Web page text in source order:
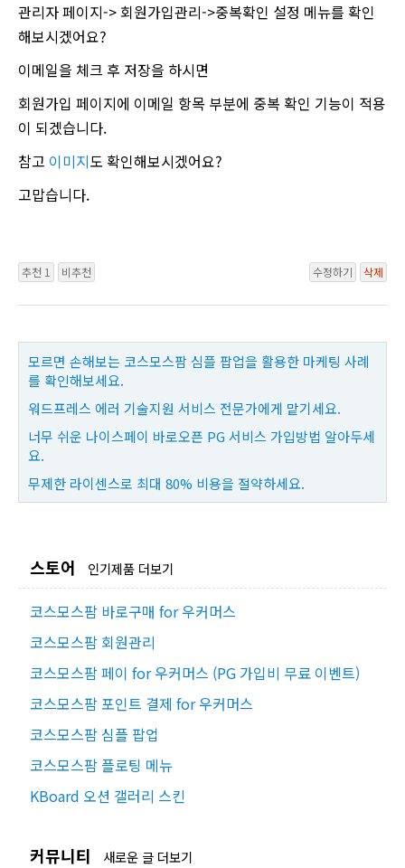
관리자 페이지-> 회원가입관리->중복확인 설정 메뉴를 확인
해보시겠어요?
이메일을 체크 후 저장을 하시면
회원가입 페이지에 이메일 항목 부분에 중복 확인 기능이 적용
이 되겠습니다.
참고 이미지도 확인해보시겠어요?
고맙습니다.
추천 1 비추천 수정하기 삭제
모르면 손해보는 코스모스팜 심플 팝업을 활용한 마케팅 사례
를 확인해보세요.
워드프레스 에러 기술지원 서비스 전문가에게 맡기세요.
너무 쉬운 나이스페이 바로오픈 PG 서비스 가입방법 알아두세
요.
무제한 라이센스로 최대 80% 비용을 절약하세요.
스토어 인기제품 더보기
코스모스팜 바로구매 for 우커머스
코스모스팜 회원관리
코스모스팜 페이 for 우커머스 (PG 가입비 무료 이벤트)
코스모스팜 포인트 결제 for 우커머스
코스모스팜 심플 팝업
코스모스팜 플로팅 메뉴
KBoard 오션 갤러리 스킨
커뮤니티 새로운 글 더보기